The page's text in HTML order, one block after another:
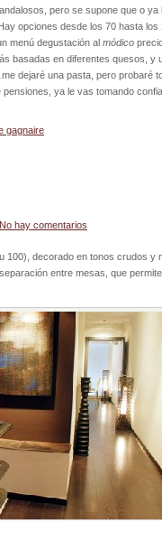
pero se supone que o ya
opciones desde los 70 hasta los
menú degustación al módico
basadas en diferentes quesos, y
dejaré una pasta, pero probaré
ya le vas tomando
gagnaire
No hay comentarios
100), decorado en tonos crudos y
entre mesas, que